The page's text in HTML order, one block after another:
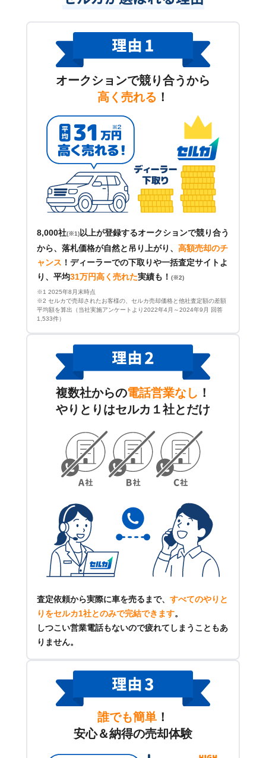
オークションで競り合うから
高く売れる ！
8,000社(※1) 以上が登録するオークションで競り合う
から、落札価格が自然と吊り上がり、 高額売却のチ
ャンス ！ ディーラーでの下取りや一括査定サイトよ
り、平均31万円高く売れた実績も！ (※2)
※1 2025年8月末時点
※2 セルカで売却されたお客様の、セルカ売却価格と他社査定額の差額
平均額を算出（当社実施アンケートより2022年4月～2024年9月 回答
1,533件）
複数社からの電話営業なし ！
やりとりはセルカ１社とだけ
査定依頼から実際に車を売るまで、 すべてのやりと
りをセルカ1社とのみで完結できます。
しつこい営業電話もないので疲れてしまうこともあ
りません。
誰でも簡単 ！
安心＆納得の売却体験